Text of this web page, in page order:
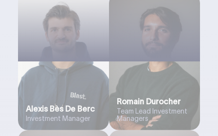
Alexis Bès De Berc
Investment Manager
Romain Durocher
Team Lead Investment
Managers